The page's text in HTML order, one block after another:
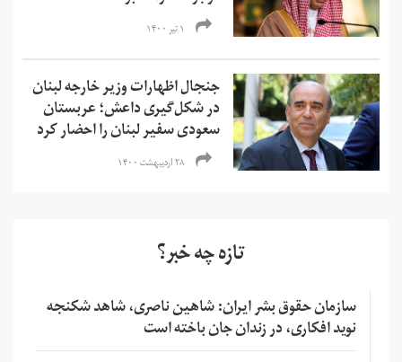
۱ تیر ۱۴۰۰
جنجال اظهارات وزیر خارجه لبنان
در شکل‌گیری داعش؛ عربستان
سعودی سفیر لبنان را احضار کرد
۲۸ اردیبهشت ۱۴۰۰
تازه چه خبر؟
سازمان حقوق بشر ایران: شاهین ناصری، شاهد شکنجه
نوید افکاری، در زندان جان باخته است